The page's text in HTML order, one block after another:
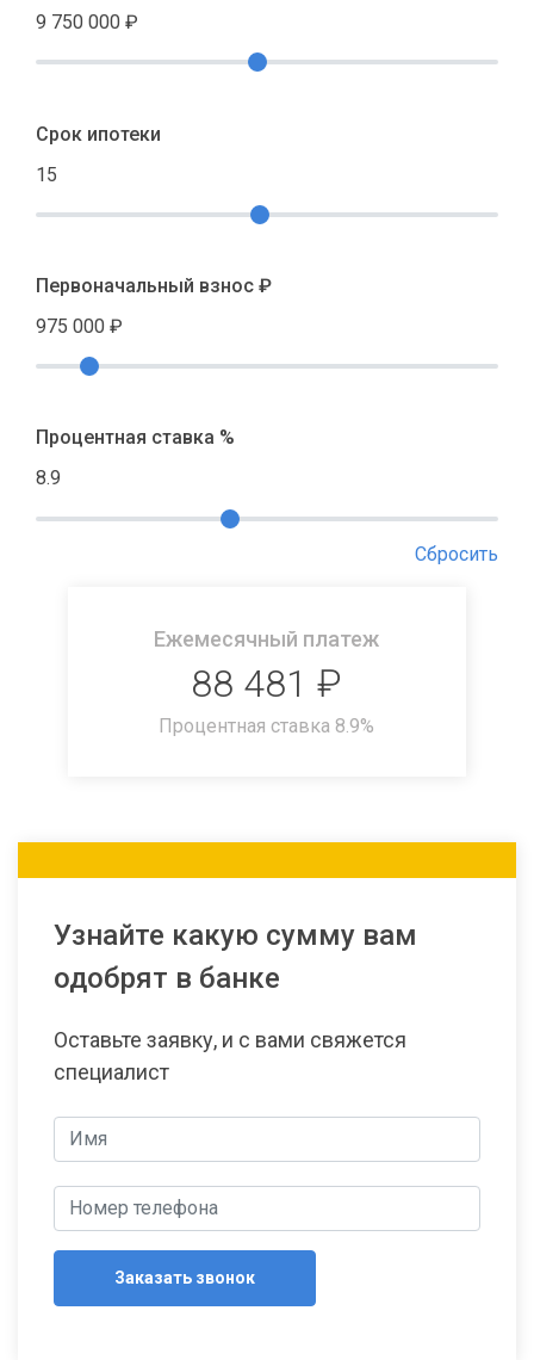
9 750 000 ₽
Срок ипотеки
15
Первоначальный взнос ₽
975 000 ₽
Процентная ставка %
8.9
Сбросить
Ежемесячный платеж
88 481 ₽
Процентная ставка 8.9%
Узнайте какую сумму вам
одобрят в банке
Оставьте заявку, и с вами свяжется
специалист
Заказать звонок